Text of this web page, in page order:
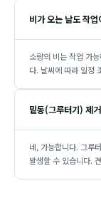
비가 오는 날도 작
소량의 비는 작업 가
다. 날씨에 따라 일정
밑동(그루터기) 제
네, 가능합니다. 그루
발생할 수 있습니다.